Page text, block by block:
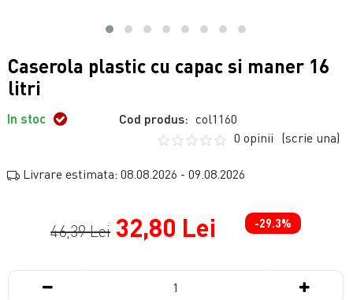
Caserola plastic cu capac si maner 16
litri
In stoc Cod produs: col1160
0 opinii (scrie una)
Livrare estimata: 08.08.2026 - 09.08.2026
46,39 Lei 32,80 Lei -29.3%